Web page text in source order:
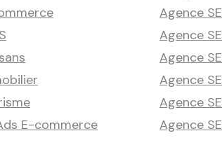
E-commerce
Agence
Agence
Agence
Agence
Agence
Agence